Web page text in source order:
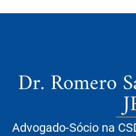
Dr. Romero
Advogado-Sócio na